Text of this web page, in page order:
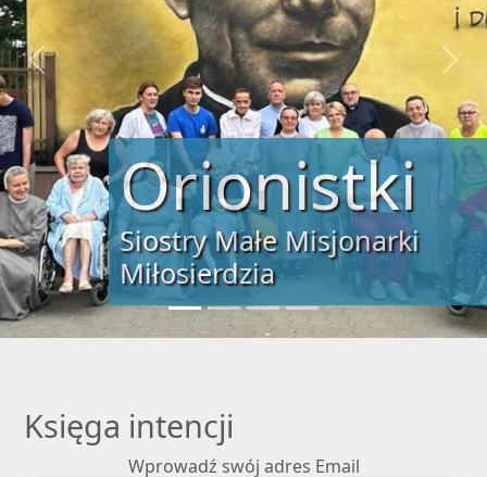
„Tylko miłość zbawi świat”
św. Alojzy Orione
Previous Next
Księga intencji
Wprowadź swój adres Email